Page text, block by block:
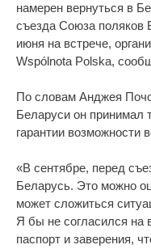
намерен вернуться в
съезда Союза поляков
июня на встрече,
Wspólnota Polska,
По словам Анджея
Беларуси он принимал
гарантии возможности
«В сентябре, перед
Беларусь. Это можно
может сложиться
Я бы не согласился на
паспорт и заверения,